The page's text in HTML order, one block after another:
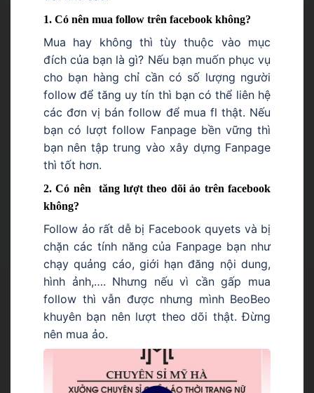
1. Có nên mua follow trên facebook không?
Mua hay không thì tùy thuộc vào mục
đích của bạn là gì? Nếu bạn muốn phục vụ
cho bạn hàng chỉ cần có số lượng người
follow để tăng uy tín thì bạn có thể liên hệ
các đơn vị bán follow để mua fl thật. Nếu
bạn có lượt follow Fanpage bền vững thì
bạn nên tập trung vào xây dựng Fanpage
thì tốt hơn.
2. Có nên tăng lượt theo dõi ảo trên facebook
không?
Follow ảo rất dễ bị Facebook quyets và bị
chặn các tính năng của Fanpage bạn như
chạy quảng cáo, giới hạn đăng nội dung,
hình ảnh,…. Nhưng nếu vì cần gấp mua
follow thì vẫn được nhưng mình BeoBeo
khuyên bạn nên lượt theo dõi thật. Đừng
nên mua ảo.